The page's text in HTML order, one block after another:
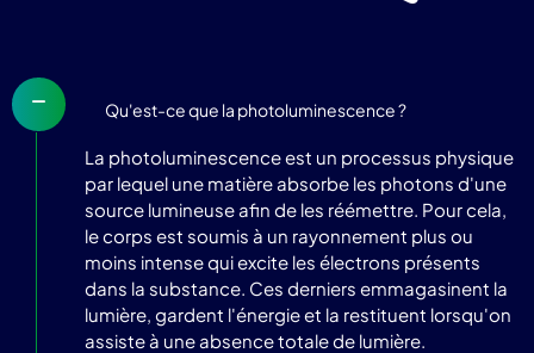
Qu'est-ce que la photoluminescence ?
La photoluminescence est un processus physique
par lequel une matière absorbe les photons d'une
source lumineuse afin de les réémettre. Pour cela,
le corps est soumis à un rayonnement plus ou
moins intense qui excite les électrons présents
dans la substance. Ces derniers emmagasinent la
lumière, gardent l'énergie et la restituent lorsqu'on
assiste à une absence totale de lumière.